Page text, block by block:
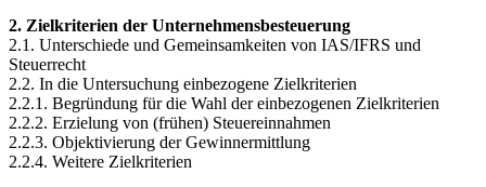
2. Zielkriterien der Unternehmensbesteuerung
2.1. Unterschiede und Gemeinsamkeiten von IAS/IFRS und
Steuerrecht
2.2. In die Untersuchung einbezogene Zielkriterien
2.2.1. Begründung für die Wahl der einbezogenen Zielkriterien
2.2.2. Erzielung von (frühen) Steuereinnahmen
2.2.3. Objektivierung der Gewinnermittlung
2.2.4. Weitere Zielkriterien